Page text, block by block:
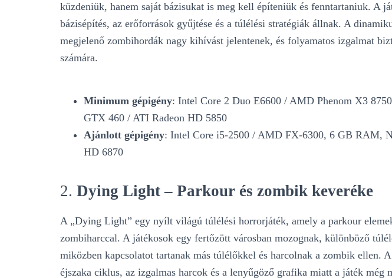
küzdeniük, hanem saját bázisukat is meg kell építeniük és fenntartaniuk. A
bázisépítés, az erőforrások gyűjtése és a túlélési stratégiák állnak. A
megjelenő zombihordák nagy kihívást jelentenek, és folyamatos izgalmat
számára.
Minimum gépigény: Intel Core 2 Duo E6600 / AMD Phenom X3
GTX 460 / ATI Radeon HD 5850
Ajánlott gépigény: Intel Core i5-2500 / AMD FX-6300, 6 GB RAM,
HD 6870
2. Dying Light – Parkour és zombik keveréke
A „Dying Light” egy nyílt világú túlélési horrorjáték, amely a parkour
zombiharccal. A játékosok egy fertőzött városban mozognak, különböző
miközben kapcsolatot tartanak más túlélőkkel és harcolnak a zombik ellen.
éjszaka ciklus, az izgalmas harcok és a lenyűgöző grafika miatt a játék még